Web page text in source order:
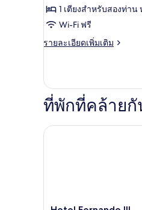
ห้อง
ดับเบิล,
ระเบียง
1 เตียงสำหรับสองท่าน
Wi-Fi ฟรี
รายละเอียดเพิ่มเติม
ราย
เกี่ยว
กับ
ห้อง
ระเบียง
ที่พักที่คล้าย
Hotel Fernando III